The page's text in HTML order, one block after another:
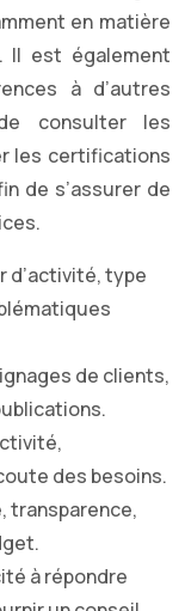
en matière
Il est également
à d’autres
consulter les
les certifications
de s’assurer de
d’activité, type
de clients,
des besoins.
transparence,
à répondre